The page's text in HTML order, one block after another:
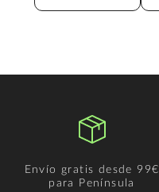
Envío gratis desde 99€
para Península